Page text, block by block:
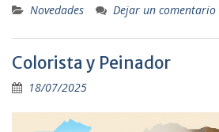
Novedades Dejar un comentario
Colorista y Peinador
18/07/2025